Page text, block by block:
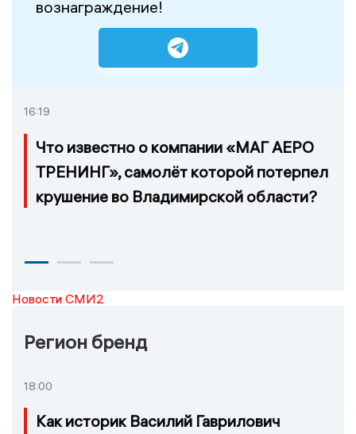
вознаграждение!
16:19
Что известно о компании «МАГ АЕРО
ТРЕНИНГ», самолёт которой потерпел
крушение во Владимирской области?
Новости СМИ2
Регион бренд
18:00
Как историк Василий Гаврилович